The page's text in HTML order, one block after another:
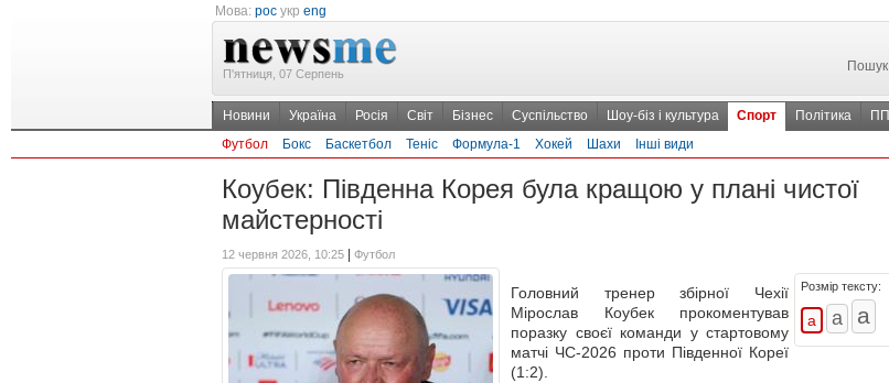
Мова: рос укр eng
П'ятниця, 07 Серпень Пошук
Новини Україна Росія Світ Бізнес Суспільство Шоу-біз і культура Спорт Політика ПП
Футбол
Бокс Баскетбол Теніс Формула-1 Хокей Шахи Інші види
Коубек: Південна Корея була кращою у плані чистої
майстерності
12 червня 2026, 10:25 Футбол
Розмір тексту:
Головний тренер збірної Чехії
Мірослав Коубек прокоментував
поразку своєї команди у стартовому
матчі ЧС-2026 проти Південної Кореї
(1:2).